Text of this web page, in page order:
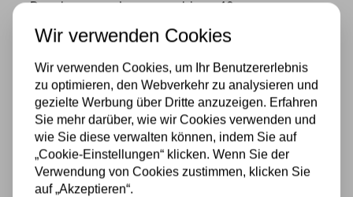
– Durchmesser Lampenschirm: 40 cm
– Handgefertigtes Bleiglas
– Garantie: 2 Jahre
Eine stimmungsvolle und stilvolle Lösung, um Ihr
Interieur mit Farbe und Handwerkskunst zu
bereichern.
Spezifikationen
Marke
Wir verwenden Cookies
Wir verwenden Cookies, um Ihr Benutzererlebnis
zu optimieren, den Webverkehr zu analysieren und
gezielte Werbung über Dritte anzuzeigen. Erfahren
Sie mehr darüber, wie wir Cookies verwenden und
wie Sie diese verwalten können, indem Sie auf
„Cookie-Einstellungen“ klicken. Wenn Sie der
Verwendung von Cookies zustimmen, klicken Sie
auf „Akzeptieren“.